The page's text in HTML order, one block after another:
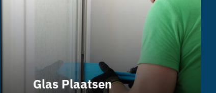
Glas Plaatsen